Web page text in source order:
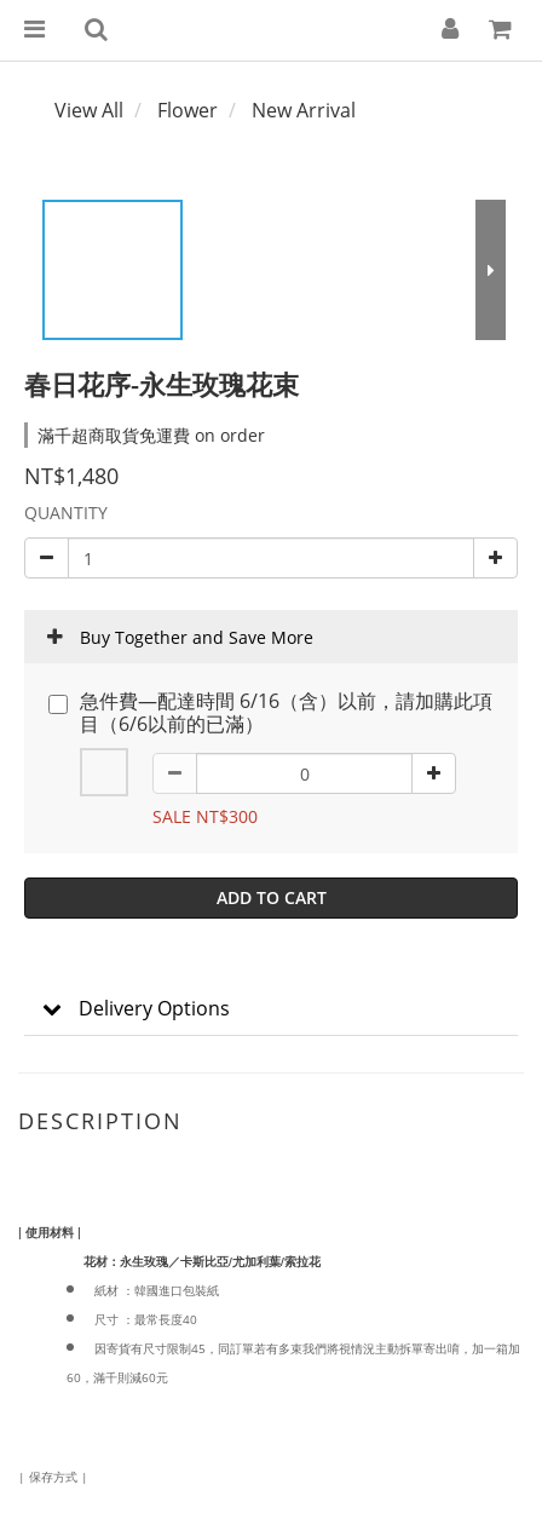
View All Flower New Arrival
春日花序-永生玫瑰花束
滿千超商取貨免運費 on order
NT$1,480
QUANTITY
Buy Together and Save More
急件費—配達時間 6/16（含）以前，請加購此項
目（6/6以前的已滿）
SALE NT$300
ADD TO CART
Delivery Options
DESCRIPTION
| 使用材料 |
花材：永生玫瑰／卡斯比亞/尤加利葉/索拉花
紙材 ：韓國進口包裝紙
尺寸 ：最常長度40
因寄貨有尺寸限制45，同訂單若有多束我們將視情況主動拆單寄出唷，加一箱加
60，滿千則減60元
| 保存方式 |